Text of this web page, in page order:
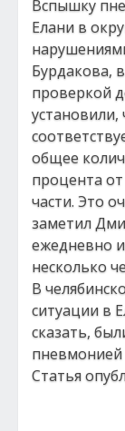
Вспышку
Елани в
Бурдакова,
проверкой
установили,
общее
процента от
части. Это
заметил
ежедневно
несколько
В
ситуации в
сказать,
Статья